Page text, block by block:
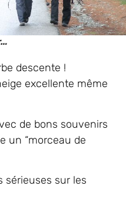
descente !
excellente même
de bons souvenirs
un “morceau de
sérieuses sur les